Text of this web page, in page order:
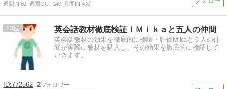
週間IN:80 週間OUT:240 月間IN:400
23 英会話教材徹底検証！Ｍｉｋａと五人の仲間
英会話教材の効果を徹底的に検証・評価Mikaと５人の仲
間が実際に教材を購入し、その効果を徹底的に検証して
いきます。
772562 2